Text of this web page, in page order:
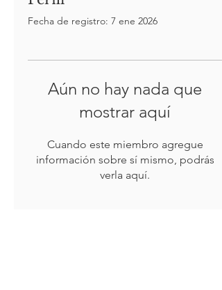
Fecha de registro: 7 ene 2026
Aún no hay nada que
mostrar aquí
Cuando este miembro agregue
información sobre sí mismo, podrás
verla aquí.